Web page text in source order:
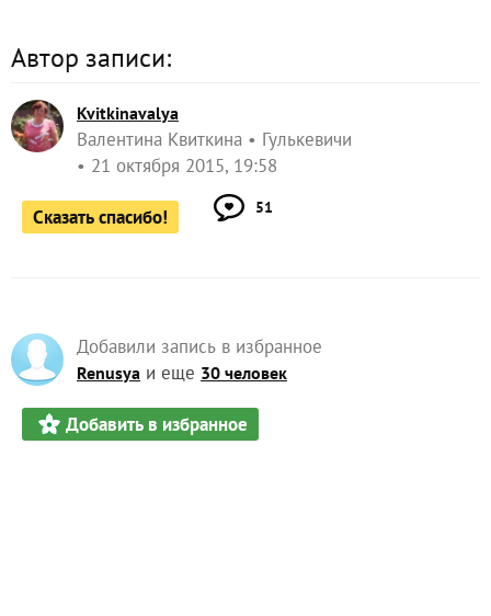
Автор записи:
Kvitkinavalya
Валентина Квиткина
Гулькевичи
21 октября 2015, 19:58
Сказать спасибо! 51
Добавили запись в избранное
Renusya и еще 30 человек
Добавить в избранное